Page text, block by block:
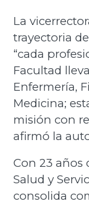
La
trayectoria
“cada
Facultad
Enfermería,
Medicina;
misión con
afirmó la
Con 23 años
Salud y
consolida